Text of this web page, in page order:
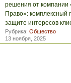
решения от компании
Право»: комплексный
защите интересов
Рубрика: Общество
13 ноября, 2025